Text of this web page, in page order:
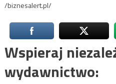
/biznesalert.pl/
Wspieraj
wydawnictwo: